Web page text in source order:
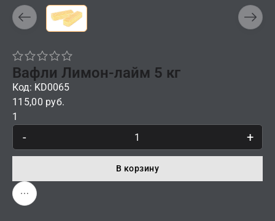
Вафли Лимон-лайм 5 кг
Код: KD0065
115,00 руб.
1
- +
В корзину